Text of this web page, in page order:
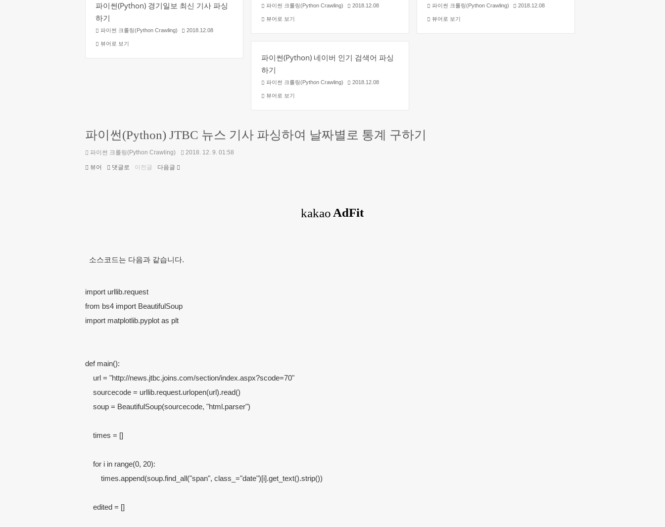
파이썬 크롤링(Python Crawling) 2018.12.08
뷰어로 보기
파이썬 크롤링(Python Crawling) 2018.12.08
뷰어로 보기
파이썬(Python) 경기일보 최신 기사 파싱
하기
파이썬 크롤링(Python Crawling) 2018.12.08
뷰어로 보기
파이썬(Python) 네이버 인기 검색어 파싱
하기
파이썬 크롤링(Python Crawling) 2018.12.08
뷰어로 보기
파이썬(Python) JTBC 뉴스 기사 파싱하여 날짜별로 통계 구하기
파이썬 크롤링(Python Crawling) 2018. 12. 9. 01:58
뷰어 댓글로 이전글 다음글
소스코드는 다음과 같습니다.
import urllib.request
from bs4 import BeautifulSoup
import matplotlib.pyplot as plt
def main():
    url = "http://news.jtbc.joins.com/section/index.aspx?scode=70"
    sourcecode = urllib.request.urlopen(url).read()
    soup = BeautifulSoup(sourcecode, "html.parser")
    times = []
    for i in range(0, 20):
        times.append(soup.find_all("span", class_="date")[i].get_text().strip())
    edited = []